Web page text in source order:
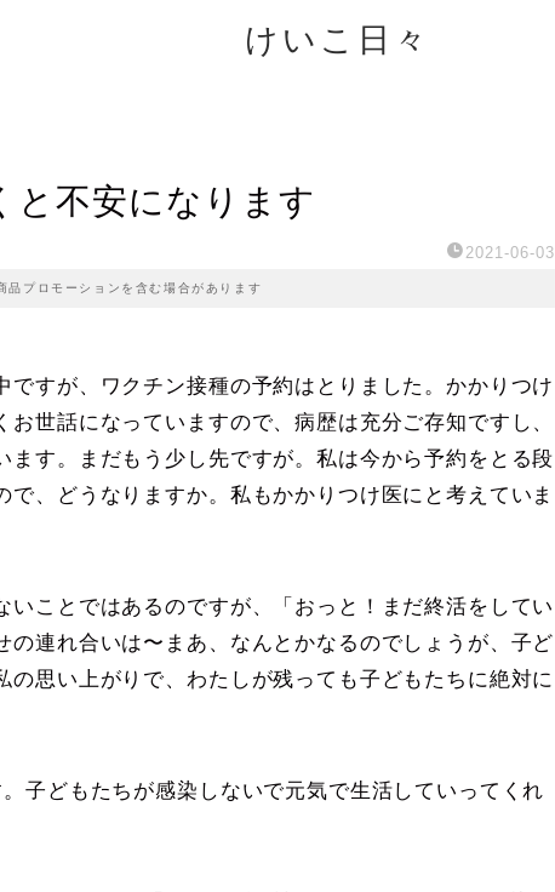
けいこ日々
と不安になります
2021-06-03
品プロモーションを含む場合があります
すが、ワクチン接種の予約はとりました。かかりつけ
世話になっていますので、病歴は充分ご存知ですし、
ます。まだもう少し先ですが。私は今から予約をとる段
で、どうなりますか。私もかかりつけ医にと考えていま
ことではあるのですが、「おっと！まだ終活をしてい
の連れ合いは〜まあ、なんとかなるのでしょうが、子ど
の思い上がりで、わたしが残っても子どもたちに絶対に
子どもたちが感染しないで元気で生活していってくれ